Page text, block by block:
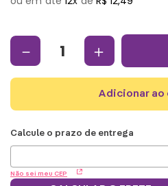
＋
－
adicionar
Não sei meu CEP